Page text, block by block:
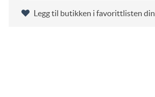
Legg til butikken i favorittlisten din